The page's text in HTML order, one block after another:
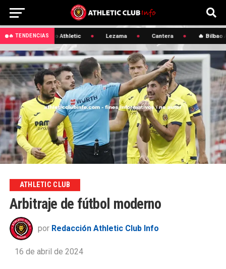
🔥 TENDENCIAS🔥 Bilbao Athletic Lezama Cantera 🔥 Bilbao
ATHLETIC CLUB
Arbitraje de fútbol moderno
por Redacción Athletic Club Info
16 de abril de 2024